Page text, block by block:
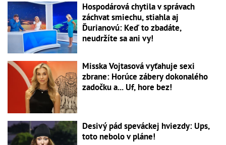
Hospodárová chytila v správach
záchvat smiechu, stiahla aj
Ďurianovú: Keď to zbadáte,
neudržíte sa ani vy!
Misska Vojtasová vyťahuje sexi
zbrane: Horúce zábery dokonalého
zadočku a... Uf, hore bez!
Desivý pád speváckej hviezdy: Ups,
toto nebolo v pláne!